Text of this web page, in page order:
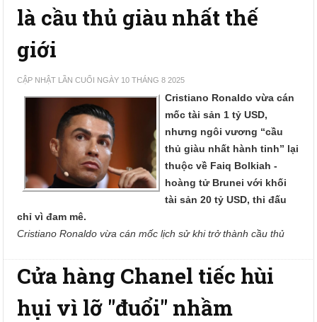
là cầu thủ giàu nhất thế
giới
CẬP NHẬT LẦN CUỐI NGÀY 10 THÁNG 8 2025
Cristiano Ronaldo vừa cán
mốc tài sản 1 tỷ USD,
nhưng ngôi vương “cầu
thủ giàu nhất hành tinh” lại
thuộc về Faiq Bolkiah -
hoàng tử Brunei với khối
tài sản 20 tỷ USD, thi đấu
chỉ vì đam mê.
Cristiano Ronaldo vừa cán mốc lịch sử khi trở thành cầu thủ
Cửa hàng Chanel tiếc hùi
hụi vì lỡ "đuổi" nhầm